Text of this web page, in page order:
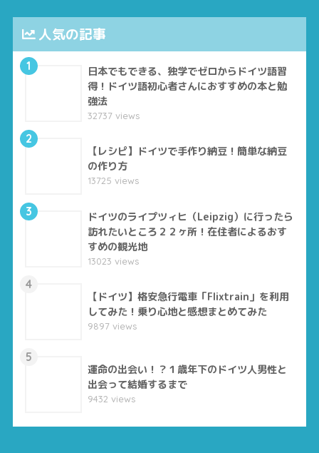
人気の記事
1
日本でもできる、独学でゼロからドイツ語習
得！ドイツ語初心者さんにおすすめの本と勉
強法
32737 views
2
【レシピ】ドイツで手作り納豆！簡単な納豆
の作り方
13725 views
3
ドイツのライプツィヒ（Leipzig）に行ったら
訪れたいところ２２ヶ所！在住者によるおす
すめの観光地
13023 views
4
【ドイツ】格安急行電車「Flixtrain」を利用
してみた！乗り心地と感想まとめてみた
9897 views
5
運命の出会い！？１歳年下のドイツ人男性と
出会って結婚するまで
9432 views